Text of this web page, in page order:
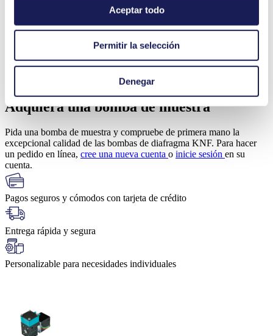
Aceptar todo
Permitir la selección
Denegar
ZIP (83 MB) - Archivos CAD - Inglés
Adquiera una bomba de muestra
Pida una bomba de muestra y compruebe de primera mano la
excepcional calidad de las bombas de diafragma KNF. Para hacer
un pedido en línea, cree una nueva cuenta o inicie sesión en su
cuenta.
Pagos seguros y cómodos con tarjeta de crédito
Entrega rápida y segura
Personalizable para necesidades individuales